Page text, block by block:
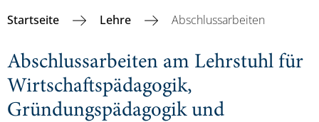
Startseite Lehre Abschlussarbeiten
Abschlussarbeiten am Lehrstuhl für
Wirtschaftspädagogik,
Gründungspädagogik und